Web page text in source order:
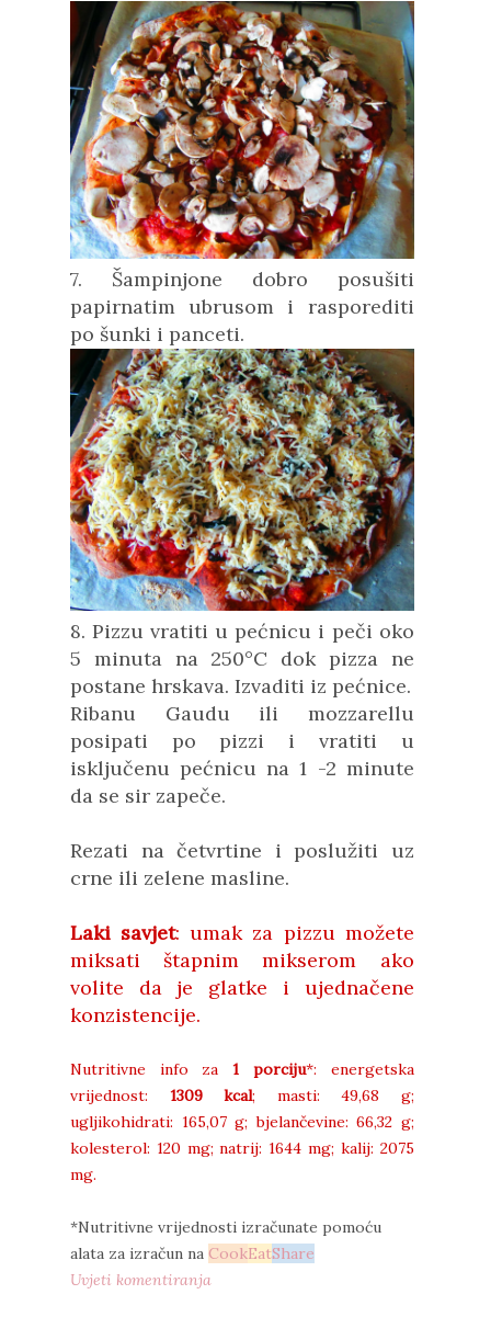
7. Šampinjone dobro posušiti
papirnatim ubrusom i rasporediti
po šunki i panceti.
8. Pizzu vratiti u pećnicu i peči oko
5 minuta na 250°C dok pizza ne
postane hrskava. Izvaditi iz pećnice.
Ribanu Gaudu ili mozzarellu
posipati po pizzi i vratiti u
isključenu pećnicu na 1 -2 minute
da se sir zapeče.
Rezati na četvrtine i poslužiti uz
crne ili zelene masline.
Laki savjet: umak za pizzu možete
miksati štapnim mikserom ako
volite da je glatke i ujednačene
konzistencije.
Nutritivne info za1 porciju*: energetska
vrijednost: 1309 kcal; masti: 49,68 g;
ugljikohidrati: 165,07 g; bjelančevine: 66,32 g;
kolesterol: 120 mg; natrij: 1644 mg; kalij: 2075
mg.
*Nutritivne vrijednosti izračunate pomoću
alata za izračun na CookEatShare
Uvjeti komentiranja